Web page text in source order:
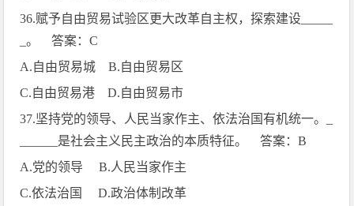
36.赋予自由贸易试验区更大改革自主权，探索建设
_。 答案：C
A.自由贸易城 B.自由贸易区
C.自由贸易港 D.自由贸易市
37.坚持党的领导、人民当家作主、依法治国有机统一。
是社会主义民主政治的本质特征。 答案：B
A.党的领导 B.人民当家作主
C.依法治国 D.政治体制改革